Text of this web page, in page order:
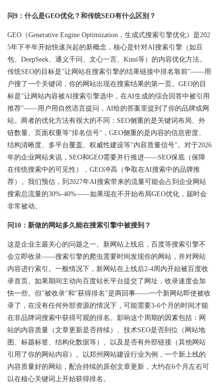
问9：什么是GEO优化？和传统SEO有什么区别？
GEO（Generative Engine Optimization，生成式搜索引擎优化）是202
5年下半年开始快速兴起的新概念，核心是针对AI搜索引擎（如豆
包、DeepSeek、通义千问、文心一言、Kimi等）的内容优化方法。
传统SEO的目标是"让网站在搜索引擎的结果链接中排名靠前"——用
户搜了一个关键词，你的网站出现在搜索结果的第一页。GEO的目
标是"让网站内容被AI搜索引擎选中，在AI生成的综合回答中被引用
推荐"——用户用自然语言提问，AI给的答案里提到了你的品牌或网
站。两者的优化方法有很大的不同：SEO侧重的是关键词布局、外
链数量、页面权重等"排名信号"，GEO侧重的是内容的信息密度、
结构清晰度、多平台覆盖、权威性建设等"内容质量信号"。对于2026
年的企业网站来说，SEO和GEO需要并行推进——SEO保底（保障
在传统搜索中的可见性），GEO冲高（争取在AI搜索中的品牌推
荐）。我们预估，到2027年AI搜索带来的流量可能会占到企业网站
搜索总流量的30%-40%——如果现在不开始布局GEO优化，届时会
非常被动。
问10：新做的网站多久能在搜索引擎中被搜到？
这是企业主最关心的问题之一。新网站上线后，百度等搜索引擎不
会立即收录——搜索引擎的爬虫需要时间发现你的网站，并对网站
内容进行索引。一般情况下，新网站在上线后2-4周内开始被百度收
录首页。如果期间主动向百度站长平台提交了网址，收录速度会加
快一些。但"被收录"和"获得排名"是两回事——一个新网站即使被收
录了，在没有任何外部资源的情况下，可能需要3-6个月的时间才能
在非品牌词搜索中获得可观的排名。影响这个周期的因素包括：网
站的内容质量（文章更新是否持续）、技术SEO是否到位（网站地
图、标题标签、结构化数据等）、以及是否有外部链接（其他网站
引用了你的网站内容）。以郑州网站建设行业为例，一个新上线的
内容质量好的网站，配合持续的原创文章更新，大约在6个月左右可
以在核心关键词上开始获得排名。